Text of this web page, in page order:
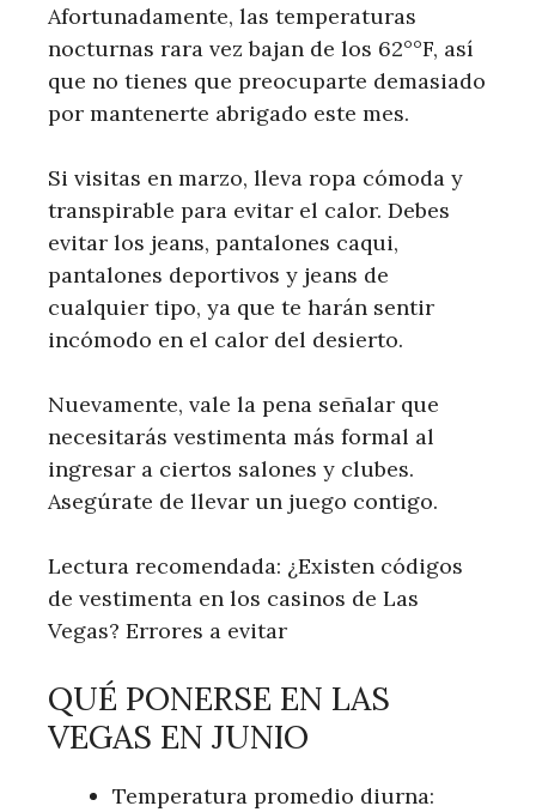
Afortunadamente, las temperaturas
nocturnas rara vez bajan de los 62°°F, así
que no tienes que preocuparte demasiado
por mantenerte abrigado este mes.
Si visitas en marzo, lleva ropa cómoda y
transpirable para evitar el calor. Debes
evitar los jeans, pantalones caqui,
pantalones deportivos y jeans de
cualquier tipo, ya que te harán sentir
incómodo en el calor del desierto.
Nuevamente, vale la pena señalar que
necesitarás vestimenta más formal al
ingresar a ciertos salones y clubes.
Asegúrate de llevar un juego contigo.
Lectura recomendada: ¿Existen códigos
de vestimenta en los casinos de Las
Vegas? Errores a evitar
QUÉ PONERSE EN LAS
VEGAS EN JUNIO
Temperatura promedio diurna: